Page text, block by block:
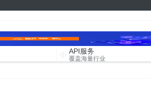
API服务
覆盖海量行业